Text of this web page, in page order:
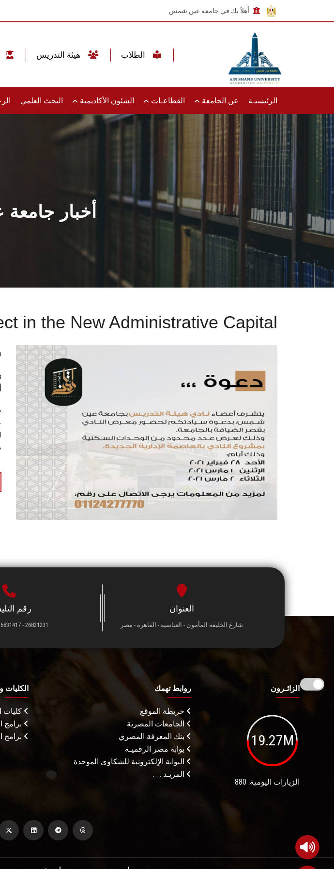
أهلاً بك في جامعة عين شمس
الرئيسيـة عن الجامعة القطاعـات الشئون الأكاديمية البحث العلمي
أخبار
in the New Administrative Capital
العنوان
شارع الخليفة المأمون - العباسية - القاهرة - مصر
رقم
26831231 - 26831417 - 26831474
الزائـرون
19.27M
الزيارات اليومية: 880
روابط تهمك
خريطة الموقع
الجامعات المصرية
بنك المعرفة المصري
بوابة مصر الرقميـة
البوابة الإلكترونية للشكاوى الموحدة
المزيـد . . .
الكليات
كليات
برامج
برامج